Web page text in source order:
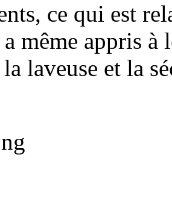
ce qui est
même appris à
laveuse et la